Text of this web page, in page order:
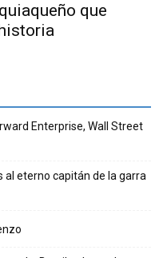
que
Enterprise, Wall Street
al eterno capitán de la garra